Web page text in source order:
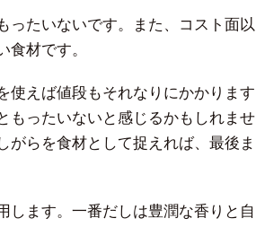
ったいないです。また、コスト面以
材です。
使えば値段もそれなりにかかります
もったいないと感じるかもしれませ
がらを食材として捉えれば、最後ま
します。一番だしは豊潤な香りと自